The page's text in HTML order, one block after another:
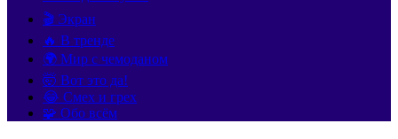
🎬 Экран
🔥 В тренде
🌍 Мир с чемоданом
🤯 Вот это да!
😂 Смех и грех
🧩 Обо всём